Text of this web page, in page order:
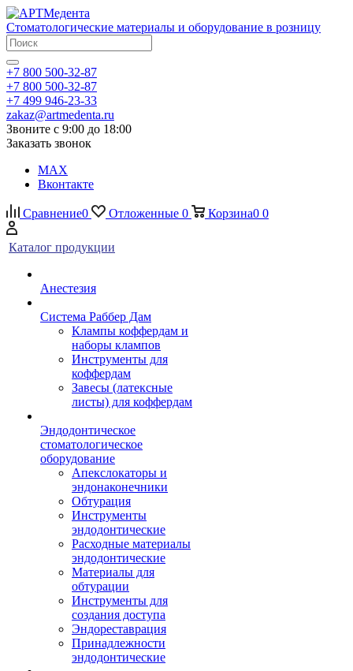
Стоматологические материалы и оборудование в розницу
+7 800 500-32-87
+7 800 500-32-87
+7 499 946-23-33
zakaz@artmedenta.ru
Звоните с 9:00 до 18:00
Заказать звонок
MAX
Вконтакте
Сравнение0 Отложенные 0 Корзина0 0
Каталог продукции
Анестезия
Система Раббер Дам
Клампы коффердам и
наборы клампов
Инструменты для
коффердам
Завесы (латексные
листы) для коффердам
Эндодонтическое
стоматологическое
оборудование
Апекслокаторы и
эндонаконечники
Обтурация
Инструменты
эндодонтические
Расходные материалы
эндодонтические
Материалы для
обтурации
Инструменты для
создания доступа
Эндореставрация
Принадлежности
эндодонтические